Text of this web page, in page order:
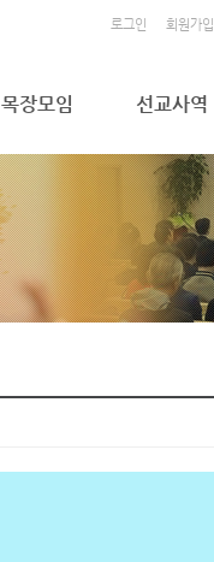
로그인 회원가입
목장모임 선교사역